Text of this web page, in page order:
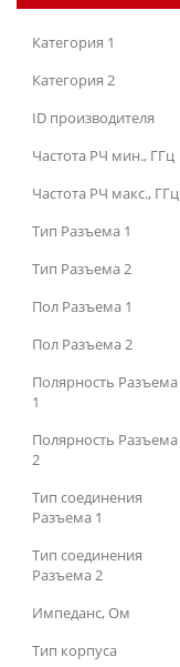
Категория 1
Категория 2
ID производителя
Частота РЧ мин., ГГц
Частота РЧ макс., ГГц
Тип Разъема 1
Тип Разъема 2
Пол Разъема 1
Пол Разъема 2
Полярность Разъема
1
Полярность Разъема
2
Тип соединения
Разъема 1
Тип соединения
Разъема 2
Импеданс, Ом
Тип корпуса